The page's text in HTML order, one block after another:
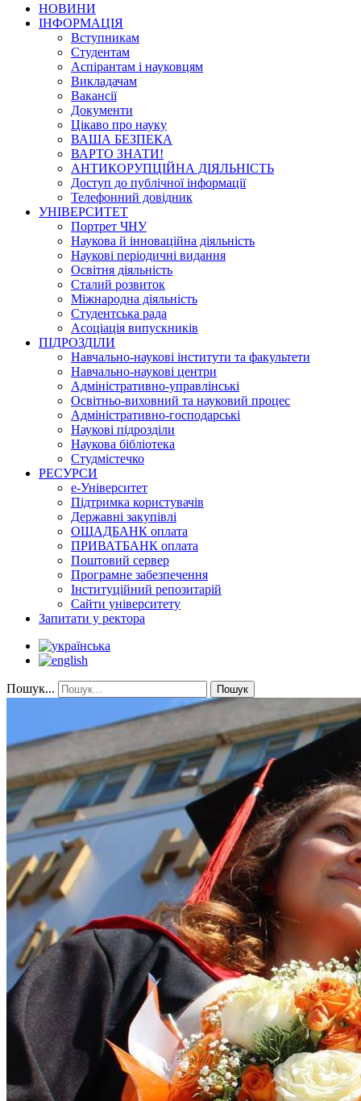
НОВИНИ
ІНФОРМАЦІЯ
Вступникам
Студентам
Аспірантам і науковцям
Викладачам
Вакансії
Документи
Цікаво про науку
ВАША БЕЗПЕКА
ВАРТО ЗНАТИ!
АНТИКОРУПЦІЙНА ДІЯЛЬНІСТЬ
Доступ до публічної інформації
Телефонний довідник
УНІВЕРСИТЕТ
Портрет ЧНУ
Наукова й інноваційна діяльність
Наукові періодичні видання
Освітня діяльність
Сталий розвиток
Міжнародна діяльність
Студентська рада
Асоціація випускників
ПІДРОЗДІЛИ
Навчально-наукові інститути та факультети
Навчально-наукові центри
Адміністративно-управлінські
Освітньо-виховний та науковий процес
Адміністративно-господарські
Наукові підрозділи
Наукова бібліотека
Студмістечко
РЕСУРСИ
е-Університет
Підтримка користувачів
Державні закупівлі
ОЩАДБАНК оплата
ПРИВАТБАНК оплата
Поштовий сервер
Програмне забезпечення
Інституційний репозитарій
Сайти університету
Запитати у ректора
Пошук... Пошук